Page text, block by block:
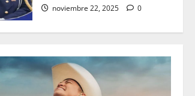
noviembre 22, 2025 0